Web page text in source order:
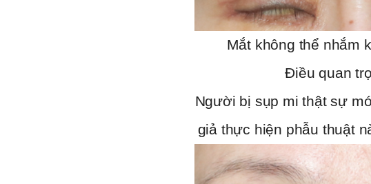
Mắt không thể nhắm
Điều quan
Người bị sụp mi thật sự
giả thực hiện phẫu thuật